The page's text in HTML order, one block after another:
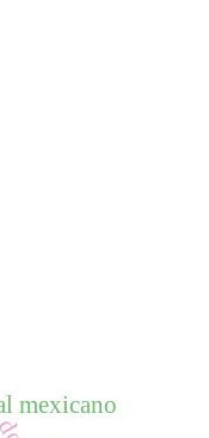
mexicano